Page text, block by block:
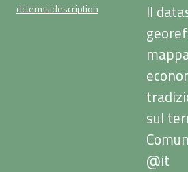
dcterms:description
Il
sul
@it